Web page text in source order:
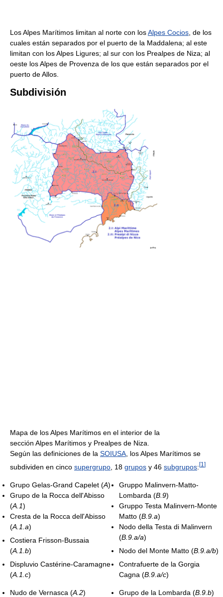
Los Alpes Marítimos limitan al norte con losAlpes Cocios , de los
cuales están separados por el puerto de la Maddalena; al este
limitan con los Alpes Ligures; al sur con los Prealpes de Niza; al
oeste los Alpes de Provenza de los que están separados por el
puerto de Allos.
Subdivisión
Mapa de los Alpes Marítimos en el interior de la
sección Alpes Marítimos y Prealpes de Niza.
Según las definiciones de la SOIUSA , los Alpes Marítimos se
subdividen en cinco supergrupo , 18 grupos y 46 subgrupos:[1 ]
Grupo Gelas-Grand Capelet (A)
Grupo de la Rocca dell'Abisso
(A.1)
Cresta de la Rocca dell'Abisso
(A.1.a)
Costiera Frisson-Bussaia
(A.1.b)
Displuvio Castérine-Caramagne
(A.1.c)
Nudo de Vernasca (A.2)
Gruppo Malinvern-Matto-
Lombarda (B.9)
Gruppo Testa Malinvern-Monte
Matto (B.9.a)
Nodo della Testa di Malinvern
(B.9.a/a)
Nodo del Monte Matto (B.9.a/b)
Contrafuerte de la Gorgia
Cagna (B.9.a/c)
Grupo de la Lombarda (B.9.b)